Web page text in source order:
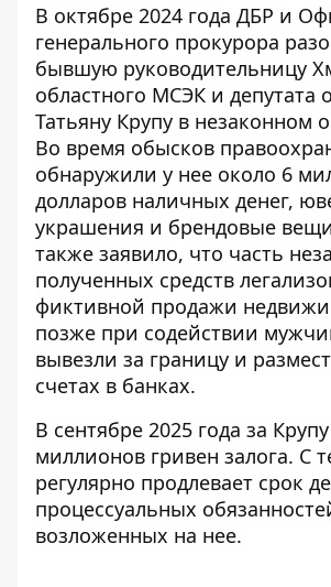
В октябре 2024 года ДБР и
генерального прокурора
бывшую руководительницу
областного МСЭК и депутата
Татьяну Крупу в незаконном
Во время обысков
обнаружили у нее около 6
долларов наличных денег,
украшения и брендовые
также заявило, что часть
полученных средств
фиктивной продажи
позже при содействии
вывезли за границу и
счетах в банках.
В сентябре 2025 года за Крупу
миллионов гривен залога. С
регулярно продлевает срок
процессуальных
возложенных на нее.